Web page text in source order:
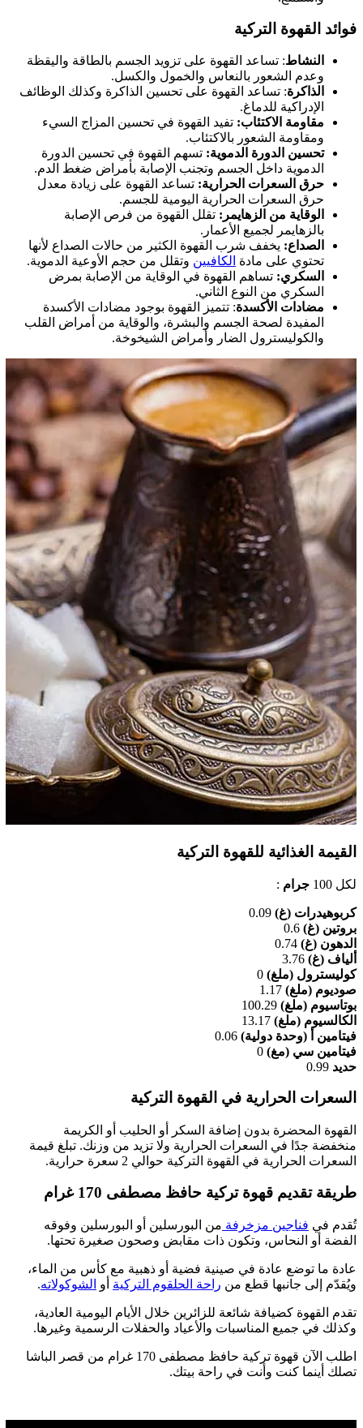
فوائد القهوة التركية
النشاط: تساعد القهوة على تزويد الجسم بالطاقة واليقظة
وعدم الشعور بالنعاس والخمول والكسل.
الذاكرة: تساعد القهوة على تحسين الذاكرة وكذلك الوظائف
الإدراكية للدماغ.
مقاومة الاكتئاب: تفيد القهوة في تحسين المزاج السيء
ومقاومة الشعور بالاكتئاب.
تحسين الدورة الدموية: تسهم القهوة في تحسين الدورة
الدموية داخل الجسم وتجنب الإصابة بأمراض ضغط الدم.
حرق السعرات الحرارية: تساعد القهوة على زيادة معدل
حرق السعرات الحرارية اليومية للجسم.
الوقاية من الزهايمر: تقلل القهوة من فرص الإصابة
بالزهايمر لجميع الأعمار.
الصداع: يخفف شرب القهوة الكثير من حالات الصداع لأنها
تحتوي على مادة الكافيين وتقلل من حجم الأوعية الدموية.
السكري: تساهم القهوة في الوقاية من الإصابة بمرض
السكري من النوع الثاني.
مضادات الأكسدة: تتميز القهوة بوجود مضادات الأكسدة
المفيدة لصحة الجسم والبشرة، والوقاية من أمراض القلب
والكوليسترول الضار وأمراض الشيخوخة.
القيمة الغذائية للقهوة التركية
لكل 100 جرام :
كربوهيدرات (غ) 0.09
بروتين (غ) 0.6
الدهون (غ) 0.74
ألياف (غ) 3.76
كوليسترول (ملغ) 0
صوديوم (ملغ) 1.17
بوتاسيوم (ملغ) 100.29
الكالسيوم (ملغ) 13.17
فيتامين أ (وحدة دولية) 0.06
فيتامين سي (مغ) 0
حديد 0.99
السعرات الحرارية في القهوة التركية
القهوة المحضرة بدون إضافة السكر أو الحليب أو الكريمة
منخفضة جدًا في السعرات الحرارية ولا تزيد من وزنك. تبلغ قيمة
السعرات الحرارية في القهوة التركية حوالي 2 سعرة حرارية.
طريقة تقديم قهوة تركية حافظ مصطفى 170 غرام
تُقدم في فناجين مزخرفة من البورسلين أو البورسلين وفوقه
الفضة أو النحاس، وتكون ذات مقابض وصحون صغيرة تحتها.
عادة ما توضع عادة في صينية فضية أو ذهبية مع كأس من الماء،
ويُقدّم إلى جانبها قطع من راحة الحلقوم التركية أو الشوكولاته.
تقدم القهوة كضيافة شائعة للزائرين خلال الأيام اليومية العادية،
وكذلك في جميع المناسبات والأعياد والحفلات الرسمية وغيرها.
اطلب الآن قهوة تركية حافظ مصطفى 170 غرام من قصر الباشا
تصلك أينما كنت وأنت في راحة بيتك.